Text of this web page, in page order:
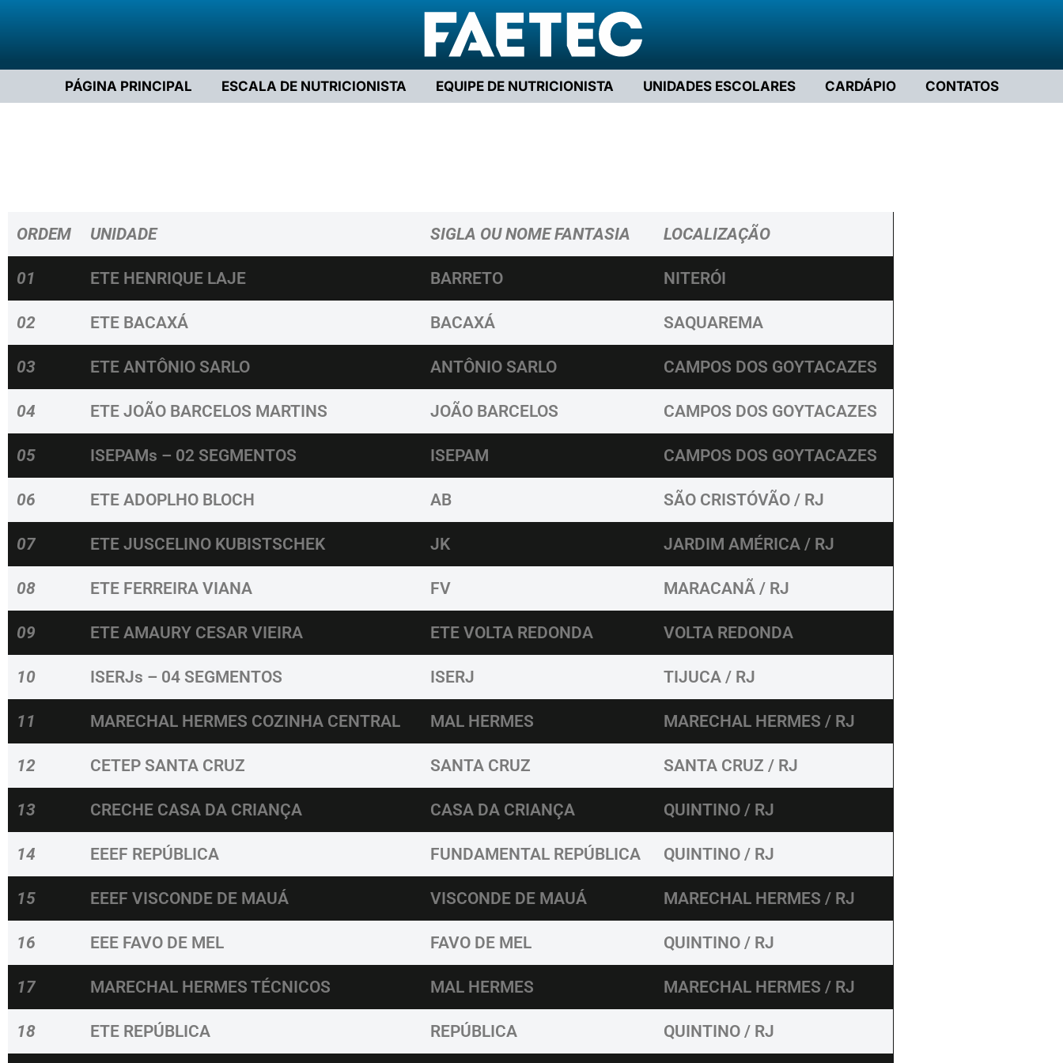
PÁGINA PRINCIPAL ESCALA DE NUTRICIONISTA EQUIPE DE NUTRICIONISTA UNIDADES ESCOLARES CARDÁPIO CONTATOS
ORDEM UNIDADE SIGLA OU NOME FANTASIA LOCALIZAÇÃO
01 ETE HENRIQUE LAJE BARRETO NITERÓI
02 ETE BACAXÁ BACAXÁ SAQUAREMA
03 ETE ANTÔNIO SARLO ANTÔNIO SARLO CAMPOS DOS GOYTACAZES
04 ETE JOÃO BARCELOS MARTINS JOÃO BARCELOS CAMPOS DOS GOYTACAZES
05 ISEPAMs – 02 SEGMENTOS ISEPAM CAMPOS DOS GOYTACAZES
06 ETE ADOPLHO BLOCH AB SÃO CRISTÓVÃO / RJ
07 ETE JUSCELINO KUBISTSCHEK JK JARDIM AMÉRICA / RJ
08 ETE FERREIRA VIANA FV MARACANÃ / RJ
09 ETE AMAURY CESAR VIEIRA ETE VOLTA REDONDA VOLTA REDONDA
10 ISERJs – 04 SEGMENTOS ISERJ TIJUCA / RJ
11 MARECHAL HERMES COZINHA CENTRAL MAL HERMES MARECHAL HERMES / RJ
12 CETEP SANTA CRUZ SANTA CRUZ SANTA CRUZ / RJ
13 CRECHE CASA DA CRIANÇA CASA DA CRIANÇA QUINTINO / RJ
14 EEEF REPÚBLICA FUNDAMENTAL REPÚBLICA QUINTINO / RJ
15 EEEF VISCONDE DE MAUÁ VISCONDE DE MAUÁ MARECHAL HERMES / RJ
16 EEE FAVO DE MEL FAVO DE MEL QUINTINO / RJ
17 MARECHAL HERMES TÉCNICOS MAL HERMES MARECHAL HERMES / RJ
18 ETE REPÚBLICA REPÚBLICA QUINTINO / RJ